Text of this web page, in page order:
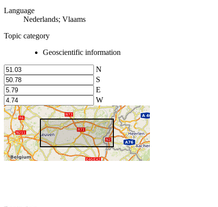
Language
Nederlands; Vlaams
Topic category
Geoscientific information
N
S
E
W